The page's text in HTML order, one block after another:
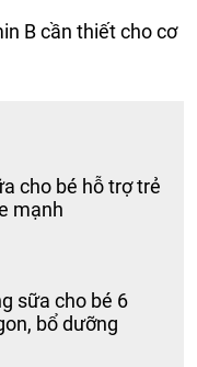
B cần thiết cho cơ
cho bé hỗ trợ trẻ
mạnh
sữa cho bé 6
bổ dưỡng